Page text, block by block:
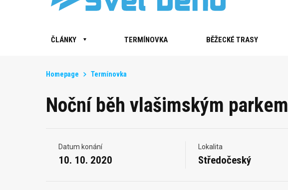
ČLÁNKY TERMÍNOVKA BĚŽECKÉ TRASY
Homepage Termínovka
Noční běh vlašimským parkem
Datum konání
10. 10. 2020
Lokalita
Středočeský